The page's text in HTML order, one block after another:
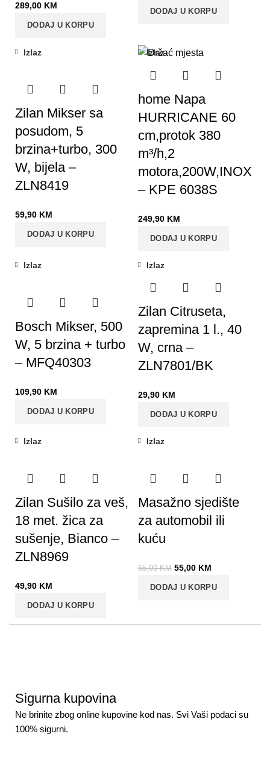
289,00 KM
DODAJ U KORPU
DODAJ U KORPU
Izlaz
Zilan Mikser sa
posudom, 5
brzina+turbo, 300
W, bijela –
ZLN8419
59,90 KM
DODAJ U KORPU
Izlaz
home Napa
HURRICANE 60
cm,protok 380
m³/h,2
motora,200W,INOX
– KPE 6038S
249,90 KM
DODAJ U KORPU
Izlaz
Bosch Mikser, 500
W, 5 brzina + turbo
– MFQ40303
109,90 KM
DODAJ U KORPU
Izlaz
Zilan Citruseta,
zapremina 1 l., 40
W, crna –
ZLN7801/BK
29,90 KM
DODAJ U KORPU
Izlaz
Zilan Sušilo za veš,
18 met. žica za
sušenje, Bianco –
ZLN8969
49,90 KM
DODAJ U KORPU
Izlaz
Masažno sjedište
za automobil ili
kuću
65,00KM 55,00 KM
DODAJ U KORPU
Sigurna kupovina
Ne brinite zbog online kupovine kod nas. Svi Vaši podaci su
100% sigurni.